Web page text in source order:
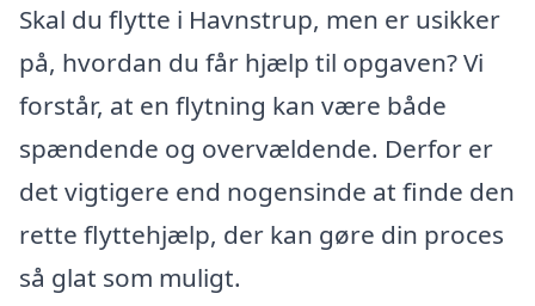
Skal du flytte i Havnstrup, men er usikker
på, hvordan du får hjælp til opgaven? Vi
forstår, at en flytning kan være både
spændende og overvældende. Derfor er
det vigtigere end nogensinde at finde den
rette flyttehjælp, der kan gøre din proces
så glat som muligt.